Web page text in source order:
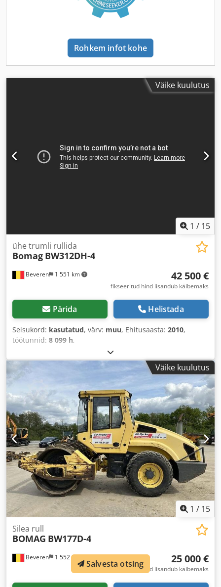
Rohkem infot kohe
Väike kuulutus
1 / 15
Beveren 1 551 km
ühe trumli rullida
Bomag BW312DH-4
42 500 €
fikseeritud hind lisandub käibemaks
Pärida Helistada
Seisukord: kasutatud, värv: muu, Ehitusaasta: 2010,
töötunnid: 8 099 h,
Väike kuulutus
1 / 15
Beveren 1 552 km
Silea rull
BOMAG BW177D-4
25 000 €
fikseeritud hind lisandub käibemaks
Salvesta otsing